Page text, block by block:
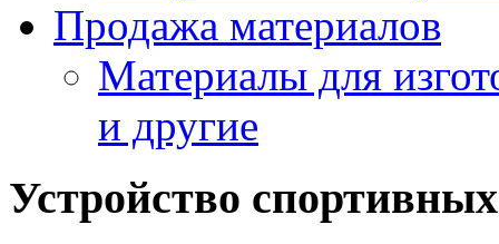
Продажа материалов
Материалы для
и другие
Устройство